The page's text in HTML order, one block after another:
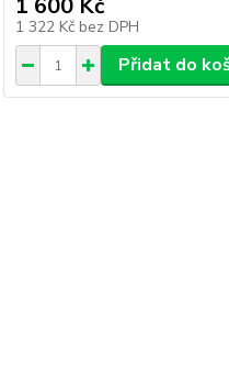
1 600 Kč
1 322 Kč bez DPH
Přidat do